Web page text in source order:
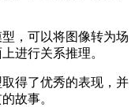
，可以将图像转为场
进行关系推理。
得了优秀的表现，并
故事。